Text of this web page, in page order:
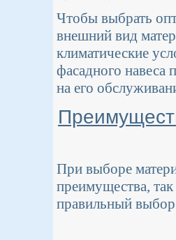
Чтобы выбрать
внешний вид
климатические
фасадного навеса
на его
При выборе
преимущества,
правильный выбор